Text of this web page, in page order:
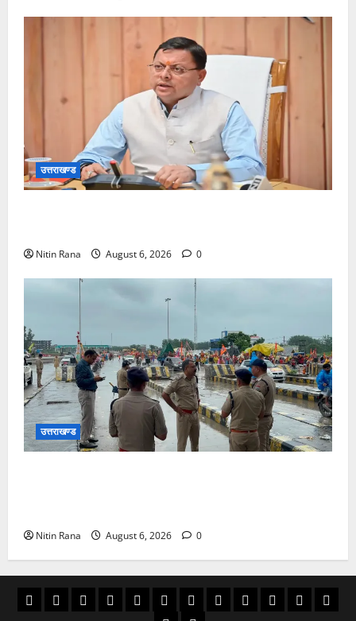
उत्तराखण्ड
Nitin Rana August 6, 2026 0
उत्तराखण्ड
Nitin Rana August 6, 2026 0
अल्मोड़ाउत्तराखण्ड
उधम
काशीपुरचमोलीचम्पावतटिहरी देहरादूनपिथौरागढ़
पौड़ी
बागेश्वर